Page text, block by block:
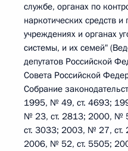
службе, органах по
наркотических средств
учреждениях и органах
системы, и их семей"
депутатов Российской
Совета Российской
Собрание
1995, № 49, ст. 4693;
№ 23, ст. 2813; 2000, №
ст. 3033; 2003, № 27,
2006, № 52, ст. 5505;